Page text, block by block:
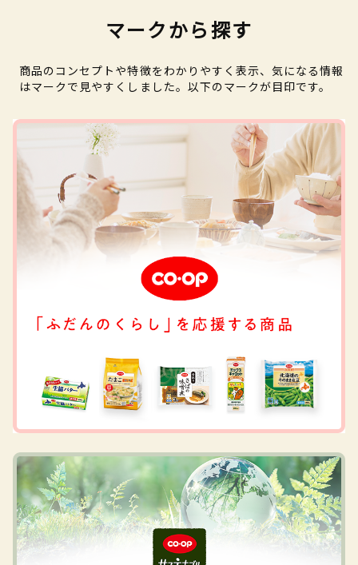
マークから探す
商品のコンセプトや特徴をわかりやすく表示、気になる情報
はマークで見やすくしました。以下のマークが目印です。